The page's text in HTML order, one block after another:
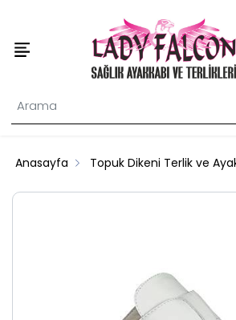
Anasayfa Topuk Dikeni Terlik ve